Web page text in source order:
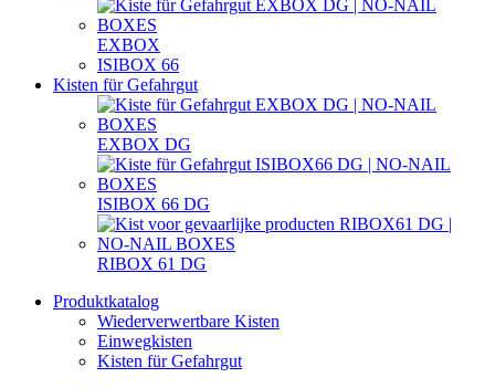
EXBOX
ISIBOX 66
Kisten für Gefahrgut
EXBOX DG
ISIBOX 66 DG
RIBOX 61 DG
Produktkatalog
Wiederverwertbare Kisten
Einwegkisten
Kisten für Gefahrgut